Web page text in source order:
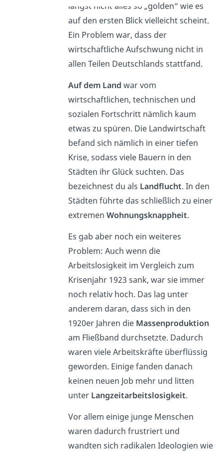
längst nicht alles so „golden“ wie es
auf den ersten Blick vielleicht scheint.
Ein Problem war, dass der
wirtschaftliche Aufschwung nicht in
allen Teilen Deutschlands stattfand.
Auf dem Land war vom
wirtschaftlichen, technischen und
sozialen Fortschritt nämlich kaum
etwas zu spüren. Die Landwirtschaft
befand sich nämlich in einer tiefen
Krise, sodass viele Bauern in den
Städten ihr Glück suchten. Das
bezeichnest du als Landflucht. In den
Städten führte das schließlich zu einer
extremen Wohnungsknappheit.
Es gab aber noch ein weiteres
Problem: Auch wenn die
Arbeitslosigkeit im Vergleich zum
Krisenjahr 1923 sank, war sie immer
noch relativ hoch. Das lag unter
anderem daran, dass sich in den
1920er Jahren die Massenproduktion
am Fließband durchsetzte. Dadurch
waren viele Arbeitskräfte überflüssig
geworden. Einige fanden danach
keinen neuen Job mehr und litten
unter Langzeitarbeitslosigkeit.
Vor allem einige junge Menschen
waren dadurch frustriert und
wandten sich radikalen Ideologien wie